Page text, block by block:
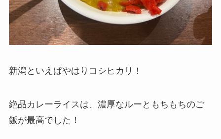
新潟といえばやはりコシヒカリ！
絶品カレーライスは、濃厚なルーともちもちのご
飯が最高でした！